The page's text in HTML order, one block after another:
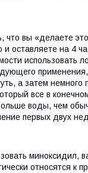
что вы «делаете
и оставляете на 4
использовать
а затем немного
все в
воды, чем
первых двух
миноксидил,
относятся к